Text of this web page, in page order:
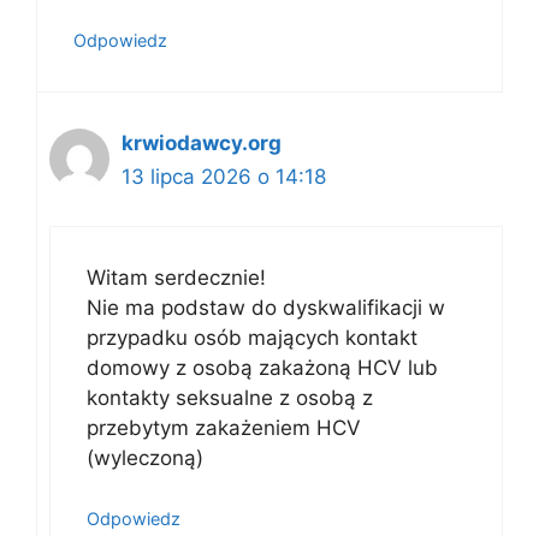
Odpowiedz
krwiodawcy.org
13 lipca 2026 o 14:18
Witam serdecznie!
Nie ma podstaw do dyskwalifikacji w
przypadku osób mających kontakt
domowy z osobą zakażoną HCV lub
kontakty seksualne z osobą z
przebytym zakażeniem HCV
(wyleczoną)
Odpowiedz